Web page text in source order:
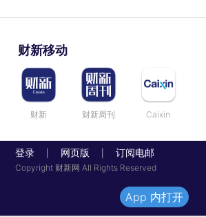
财新移动
财新 财新周刊 Caixin
登录 网页版 订阅电邮
Copyright 财新网 All Rights Reserved
App 内打开